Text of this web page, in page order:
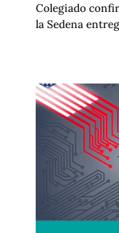
Colegiado
la Sedena